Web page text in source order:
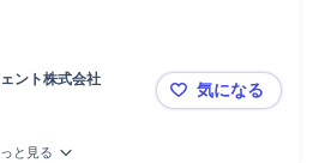
ント株式会社
【PM-自社
気になる
と見る